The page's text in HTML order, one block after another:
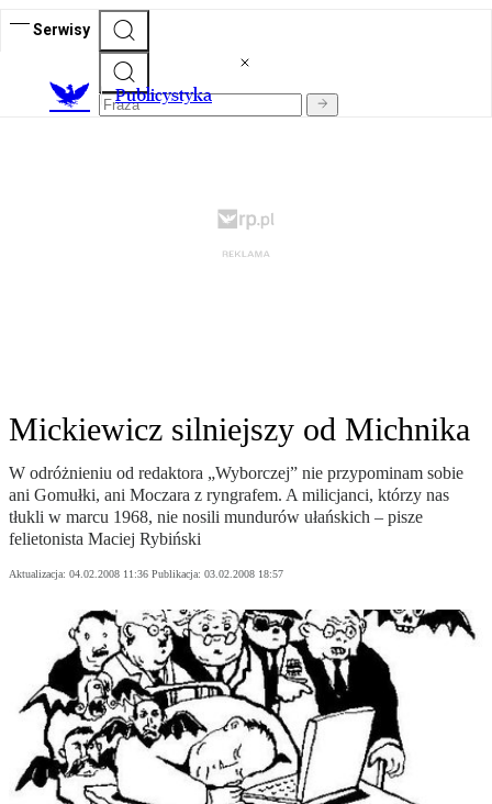
Serwisy
Publicystyka
Mickiewicz silniejszy od Michnika
W odróżnieniu od redaktora „Wyborczej” nie przypominam sobie
ani Gomułki, ani Moczara z ryngrafem. A milicjanci, którzy nas
tłukli w marcu 1968, nie nosili mundurów ułańskich – pisze
felietonista Maciej Rybiński
Aktualizacja: 04.02.2008 11:36 Publikacja: 03.02.2008 18:57